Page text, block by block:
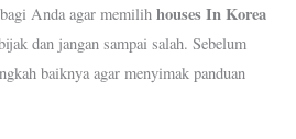
Anda agar memilihhouses In Korea
dan jangan sampai salah. Sebelum
baiknya agar menyimak panduan